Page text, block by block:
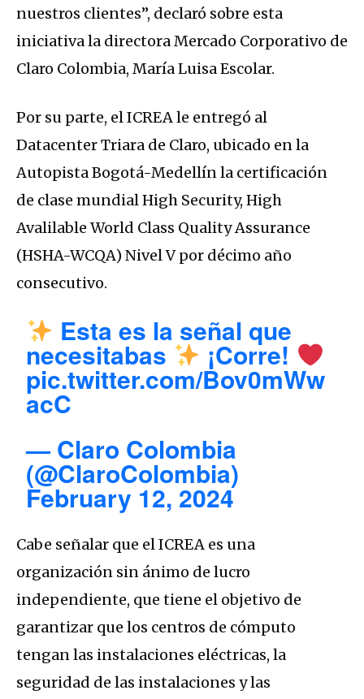
nuestros clientes”, declaró sobre esta
iniciativa la directora Mercado Corporativo de
Claro Colombia, María Luisa Escolar.
Por su parte, el ICREA le entregó al
Datacenter Triara de Claro, ubicado en la
Autopista Bogotá-Medellín la certificación
de clase mundial High Security, High
Avalilable World Class Quality Assurance
(HSHA-WCQA) Nivel V por décimo año
consecutivo.
Esta es la señal que
necesitabas ¡Corre!
pic.twitter.com/Bov0mWw
acC
— Claro Colombia
(@ClaroColombia)
February 12, 2024
Cabe señalar que el ICREA es una
organización sin ánimo de lucro
independiente, que tiene el objetivo de
garantizar que los centros de cómputo
tengan las instalaciones eléctricas, la
seguridad de las instalaciones y las